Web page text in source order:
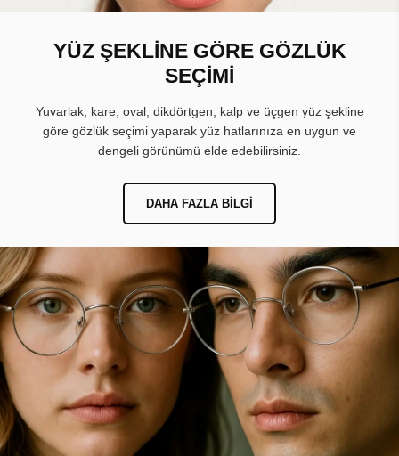
YÜZ ŞEKLİNE GÖRE GÖZLÜK
SEÇİMİ
Yuvarlak, kare, oval, dikdörtgen, kalp ve üçgen yüz şekline
göre gözlük seçimi yaparak yüz hatlarınıza en uygun ve
dengeli görünümü elde edebilirsiniz.
DAHA FAZLA BILGI